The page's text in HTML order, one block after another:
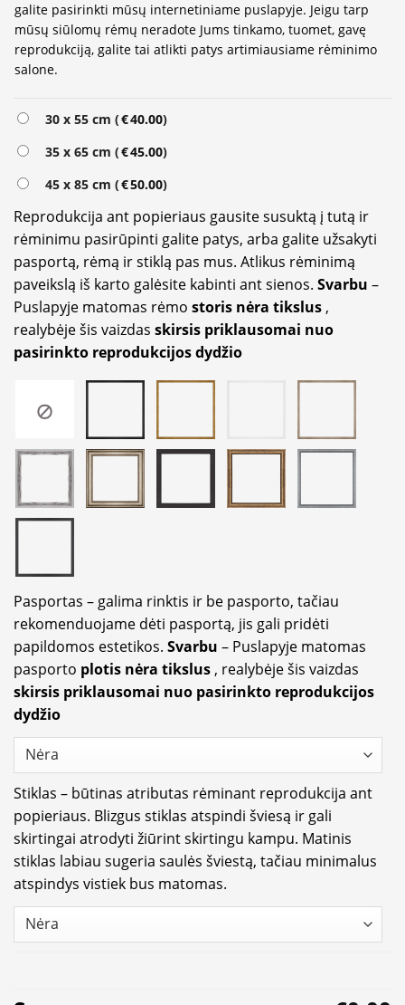
galite pasirinkti mūsų internetiniame puslapyje. Jeigu tarp
mūsų siūlomų rėmų neradote Jums tinkamo, tuomet, gavę
reprodukciją, galite tai atlikti patys artimiausiame rėminimo
salone.
30 x 55 cm (€40.00)
35 x 65 cm (€45.00)
45 x 85 cm (€50.00)
Reprodukcija ant popieriaus gausite susuktą į tutą ir
rėminimu pasirūpinti galite patys, arba galite užsakyti
pasportą, rėmą ir stiklą pas mus. Atlikus rėminimą
paveikslą iš karto galėsite kabinti ant sienos. Svarbu –
Puslapyje matomas rėmo storis nėra tikslus ,
realybėje šis vaizdas skirsis priklausomai nuo
pasirinkto reprodukcijos dydžio
Pasportas – galima rinktis ir be pasporto, tačiau
rekomenduojame dėti pasportą, jis gali pridėti
papildomos estetikos. Svarbu – Puslapyje matomas
pasporto plotis nėra tikslus , realybėje šis vaizdas
skirsis priklausomai nuo pasirinkto reprodukcijos
dydžio
Stiklas – būtinas atributas rėminant reprodukcija ant
popieriaus. Blizgus stiklas atspindi šviesą ir gali
skirtingai atrodyti žiūrint skirtingu kampu. Matinis
stiklas labiau sugeria saulės šviestą, tačiau minimalus
atspindys vistiek bus matomas.
Alternative: